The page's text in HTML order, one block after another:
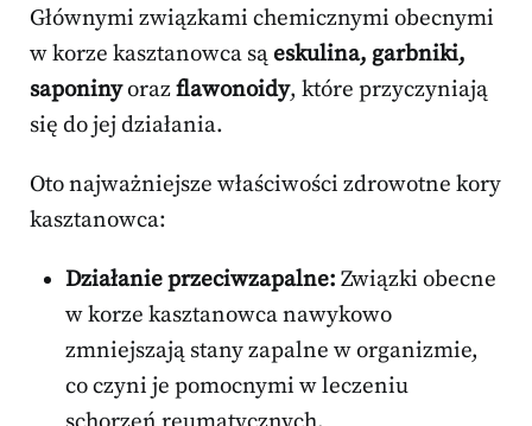
Głównymi związkami chemicznymi obecnymi
w korze kasztanowca sąeskulina, garbniki,
saponinyorazflawonoidy, które przyczyniają
się do jej działania.
Oto najważniejsze właściwości zdrowotne kory
kasztanowca:
Działanie przeciwzapalne: Związki obecne
w korze kasztanowca nawykowo
zmniejszają stany zapalne w organizmie,
co czyni je pomocnymi w leczeniu